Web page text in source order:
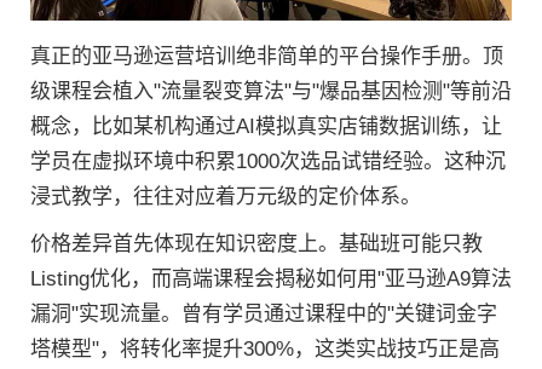
真正的亚马逊运营培训绝非简单的平台操作手册。顶
级课程会植入"流量裂变算法"与"爆品基因检测"等前沿
概念，比如某机构通过AI模拟真实店铺数据训练，让
学员在虚拟环境中积累1000次选品试错经验。这种沉
浸式教学，往往对应着万元级的定价体系。
价格差异首先体现在知识密度上。基础班可能只教
Listing优化，而高端课程会揭秘如何用"亚马逊A9算法
漏洞"实现流量。曾有学员通过课程中的"关键词金字
塔模型"，将转化率提升300%，这类实战技巧正是高